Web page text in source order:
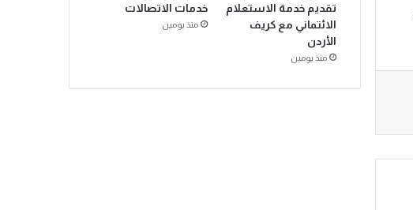
تقديم خدمة الاستعلام
الائتماني مع كريف
الأردن
منذ يومين
خدمات الاتصالات
منذ يومين